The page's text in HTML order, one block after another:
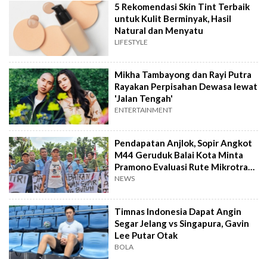
5 Rekomendasi Skin Tint Terbaik
untuk Kulit Berminyak, Hasil
Natural dan Menyatu
LIFESTYLE
Mikha Tambayong dan Rayi Putra
Rayakan Perpisahan Dewasa lewat
'Jalan Tengah'
ENTERTAINMENT
Pendapatan Anjlok, Sopir Angkot
M44 Geruduk Balai Kota Minta
Pramono Evaluasi Rute Mikrotrans
48A
NEWS
Timnas Indonesia Dapat Angin
Segar Jelang vs Singapura, Gavin
Lee Putar Otak
BOLA